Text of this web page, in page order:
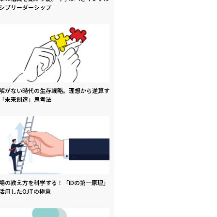
ブリーダーシップ
がない時代の生存戦略。理想から逆算す
未来創造」思考法
の教え方を科学する！「IDの第一原理」
用したOJTの極意